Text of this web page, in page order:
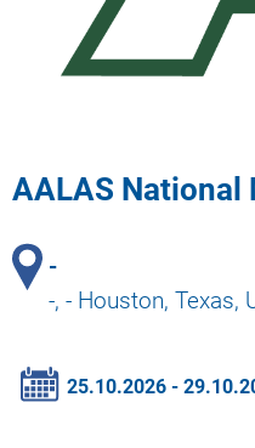
AALAS National
-
-, - Houston, Texas,
25.10.2026 -